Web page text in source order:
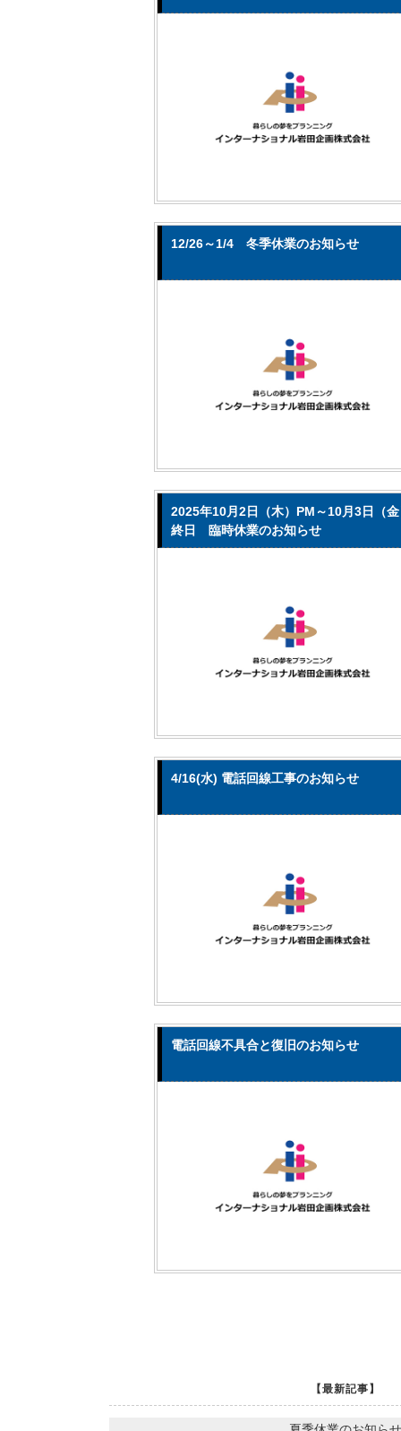
12/26～1/4 冬季休業のお知らせ
2025年10月2日（木）PM～10月3日（
終日 臨時休業のお知らせ
4/16(水) 電話回線工事のお知らせ
電話回線不具合と復旧のお知らせ
【最新記事】